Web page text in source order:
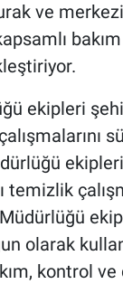
ve
ekipleri
olarak
kontrol ve